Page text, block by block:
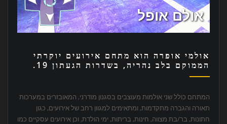
אולמי אופרה הוא מתחם אירועים יוקרתי
הממוקם בלב נהריה, בשדרות הגעתון 19.
המתחם כולל שני אולמות מעוצבים בסגנון מודרני, המאובזרים במערכות
תאורה והגברה מתקדמות, ומתאימים למגוון רחב של אירועים, כגון
חתונות, בר/בת מצווה, חינות, בריתות, ימי הולדת, וכן אירועים עסקיים כמו